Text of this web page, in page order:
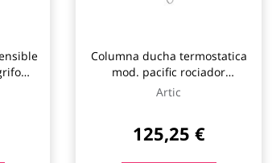
1
Columna ducha termostatica
mod. pacific rociador
redondo artic
Artic
125,25 €